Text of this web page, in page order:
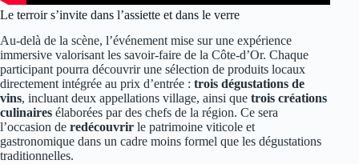
Le terroir s’invite dans l’assiette et dans le verre
Au-delà de la scène, l’événement mise sur une expérience
immersive valorisant les savoir-faire de la Côte-d’Or. Chaque
participant pourra découvrir une sélection de produits locaux
directement intégrée au prix d’entrée : trois dégustations de
vins, incluant deux appellations village, ainsi que trois créations
culinaires élaborées par des chefs de la région. Ce sera
l’occasion de redécouvrir le patrimoine viticole et
gastronomique dans un cadre moins formel que les dégustations
traditionnelles.